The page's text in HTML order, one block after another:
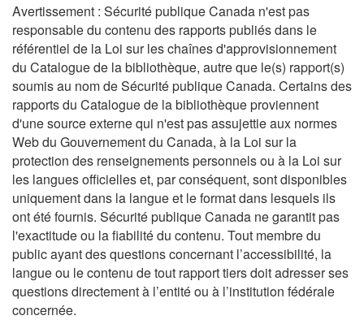
Avertissement : Sécurité publique Canada n'est pas
responsable du contenu des rapports publiés dans le
référentiel de la Loi sur les chaînes d'approvisionnement
du Catalogue de la bibliothèque, autre que le(s) rapport(s)
soumis au nom de Sécurité publique Canada. Certains des
rapports du Catalogue de la bibliothèque proviennent
d'une source externe qui n'est pas assujettie aux normes
Web du Gouvernement du Canada, à la Loi sur la
protection des renseignements personnels ou à la Loi sur
les langues officielles et, par conséquent, sont disponibles
uniquement dans la langue et le format dans lesquels ils
ont été fournis. Sécurité publique Canada ne garantit pas
l'exactitude ou la fiabilité du contenu. Tout membre du
public ayant des questions concernant l’accessibilité, la
langue ou le contenu de tout rapport tiers doit adresser ses
questions directement à l’entité ou à l’institution fédérale
concernée.